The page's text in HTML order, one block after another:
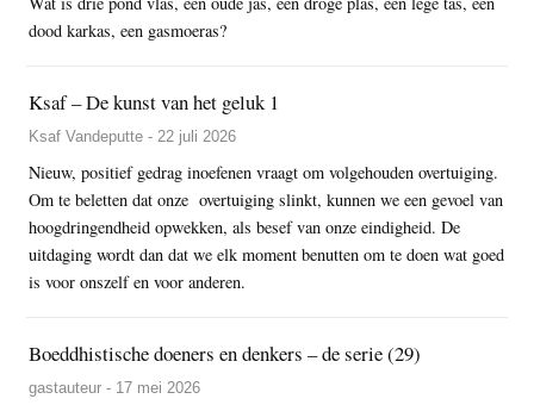
dood karkas, een gasmoeras?
Ksaf – De kunst van het geluk 1
Ksaf Vandeputte - 22 juli 2026
Nieuw, positief gedrag inoefenen vraagt om volgehouden overtuiging.
Om te beletten dat onze overtuiging slinkt, kunnen we een gevoel van
hoogdringendheid opwekken, als besef van onze eindigheid. De
uitdaging wordt dan dat we elk moment benutten om te doen wat goed
is voor onszelf en voor anderen.
Boeddhistische doeners en denkers – de serie (29)
gastauteur - 17 mei 2026